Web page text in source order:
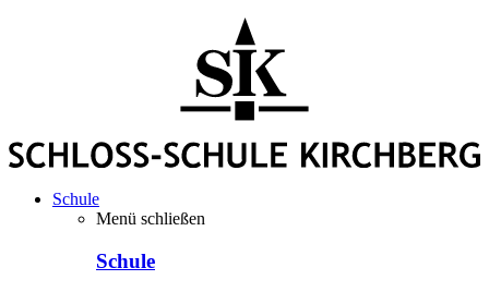
Schule
Menü schließen
Schule